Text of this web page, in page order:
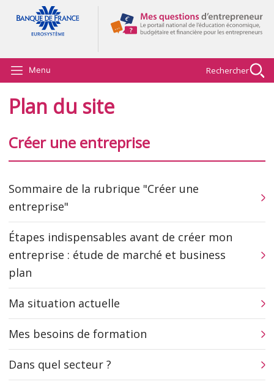
Aller au contenu principal
Menu Rechercher
Plan du site
Créer une entreprise
Sommaire de la rubrique "Créer une
entreprise"
Étapes indispensables avant de créer mon
entreprise : étude de marché et business
plan
Ma situation actuelle
Mes besoins de formation
Dans quel secteur ?